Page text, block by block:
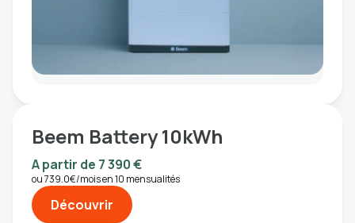
Beem Battery 10kWh
A partir de 7 390 €
ou 739.0€/mois en 10 mensualités
Découvrir